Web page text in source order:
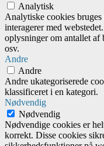
Analytisk
Analytiske cookies
interagerer med
oplysninger om antallet af
osv.
Andre
Andre
Andre ukategoriserede
klassificeret i en kategori.
Nødvendig
Nødvendig
Nødvendige cookies er
korrekt. Disse cookies